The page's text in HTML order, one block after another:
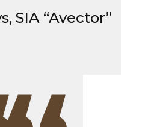
SIA “Avector”